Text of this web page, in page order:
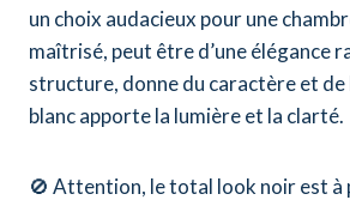
un choix audacieux pour une
maîtrisé, peut être d’une élégance
structure, donne du caractère et
blanc apporte la lumière et la clarté.
🚫 Attention, le total look noir est à